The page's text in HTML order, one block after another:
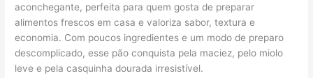
aconchegante, perfeita para quem gosta de preparar
alimentos frescos em casa e valoriza sabor, textura e
economia. Com poucos ingredientes e um modo de preparo
descomplicado, esse pão conquista pela maciez, pelo miolo
leve e pela casquinha dourada irresistível.